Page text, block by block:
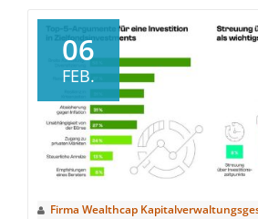
06
FEB.
Firma Wealthcap